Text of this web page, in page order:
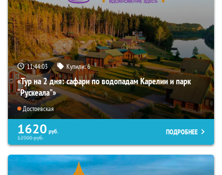
11:44:02 Купили:6
«Тур на 2 дня: сафари по водопадам Карелии и парк
“Рускеала"»
Достоевская
1620 руб.
12900руб.
ПОДРОБНЕЕ